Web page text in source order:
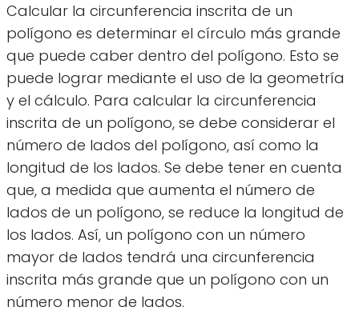
Calcular la circunferencia inscrita de un
polígono es determinar el círculo más grande
que puede caber dentro del polígono. Esto se
puede lograr mediante el uso de la geometría
y el cálculo. Para calcular la circunferencia
inscrita de un polígono, se debe considerar el
número de lados del polígono, así como la
longitud de los lados. Se debe tener en cuenta
que, a medida que aumenta el número de
lados de un polígono, se reduce la longitud de
los lados. Así, un polígono con un número
mayor de lados tendrá una circunferencia
inscrita más grande que un polígono con un
número menor de lados.